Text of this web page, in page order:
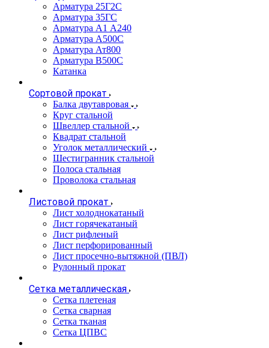
Арматура 25Г2С
Арматура 35ГС
Арматура А1 А240
Арматура А500С
Арматура Ат800
Арматура В500С
Катанка
Сортовой прокат
Балка двутавровая
Круг стальной
Швеллер стальной
Квадрат стальной
Уголок металлический
Шестигранник стальной
Полоса стальная
Проволока стальная
Листовой прокат
Лист холоднокатаный
Лист горячекатаный
Лист рифленый
Лист перфорированный
Лист просечно-вытяжной (ПВЛ)
Рулонный прокат
Сетка металлическая
Сетка плетеная
Сетка сварная
Сетка тканая
Сетка ЦПВС